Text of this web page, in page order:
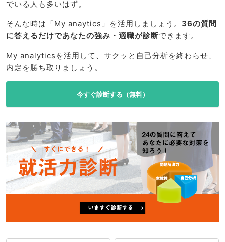
でいる人も多いはず。
そんな時は「My anaytics」を活用しましょう。 36の質問
に答えるだけであなたの強み・適職が診断できます。
My analyticsを活用して、サクッと自己分析を終わらせ、
内定を勝ち取りましょう。
今すぐ診断する（無料）